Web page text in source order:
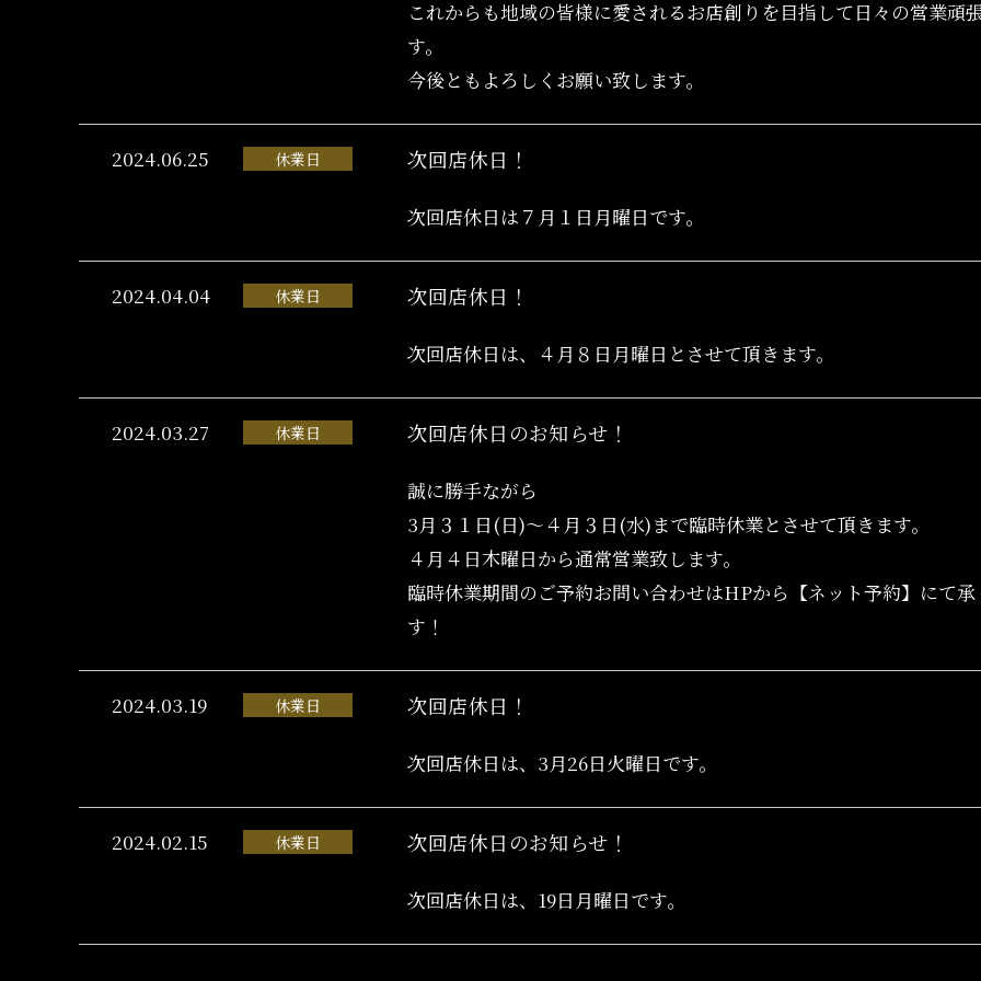
これからも地域の皆様に愛されるお店創りを目指して日々の営業頑
す。
今後ともよろしくお願い致します。
2024.06.25 休業日 次回店休日！
次回店休日は７月１日月曜日です。
2024.04.04 休業日 次回店休日！
次回店休日は、４月８日月曜日とさせて頂きます。
2024.03.27 休業日 次回店休日のお知らせ！
誠に勝手ながら
3月３１日(日)～４月３日(水)まで臨時休業とさせて頂きます。
４月４日木曜日から通常営業致します。
臨時休業期間のご予約お問い合わせはHPから【ネット予約】にて
す！
2024.03.19 休業日 次回店休日！
次回店休日は、3月26日火曜日です。
2024.02.15 休業日 次回店休日のお知らせ！
次回店休日は、19日月曜日です。